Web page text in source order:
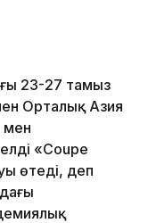
23-27 тамыз
Орталық Азия
мен
«Coupe
өтеді, деп